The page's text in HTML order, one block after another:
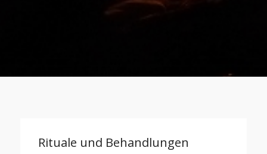
Rituale und Behandlungen